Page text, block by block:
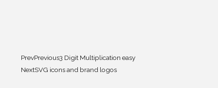
PrevPrevious3 Digit Multiplication easy
NextSVG icons and brand logos